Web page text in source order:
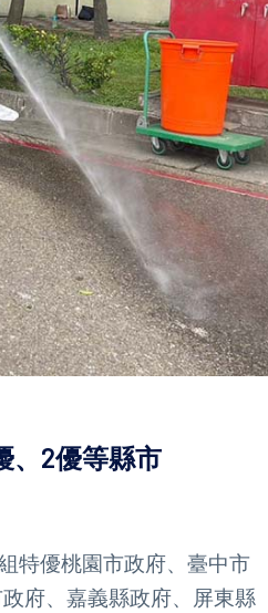
、2優等縣市
特優桃園市政府、臺中市
府、嘉義縣政府、屏東縣